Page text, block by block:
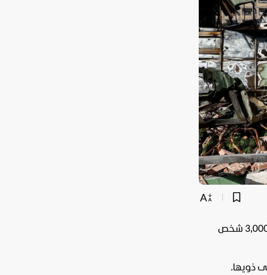
لوسائل إعلام رسمية اليوم الخميس، إن أكثر من 3,000 شخص